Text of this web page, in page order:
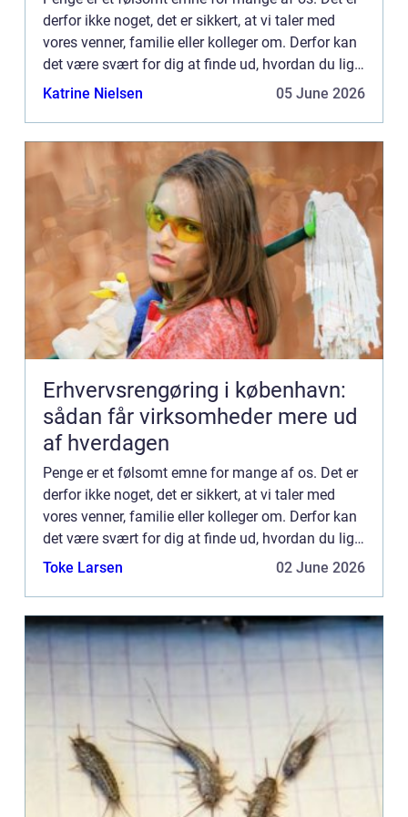
derfor ikke noget, det er sikkert, at vi taler med
vores venner, familie eller kolleger om. Derfor kan
det være svært for dig at finde ud, hvordan du lige
skal gebærde dig, hvis du gerne vil forbedre d...
Katrine Nielsen 05 June 2026
Erhvervsrengøring i københavn:
sådan får virksomheder mere ud
af hverdagen
Penge er et følsomt emne for mange af os. Det er
derfor ikke noget, det er sikkert, at vi taler med
vores venner, familie eller kolleger om. Derfor kan
det være svært for dig at finde ud, hvordan du lige
skal gebærde dig, hvis du gerne vil forbedre d...
Toke Larsen 02 June 2026